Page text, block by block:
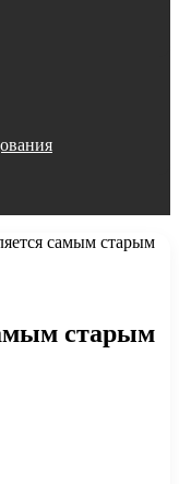
самым старым
старым